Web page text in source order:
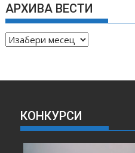
АРХИВА ВЕСТИ
А
И
КОНКУРСИ